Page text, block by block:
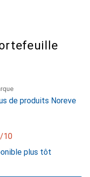
de produits Noreve
10
plus tôt